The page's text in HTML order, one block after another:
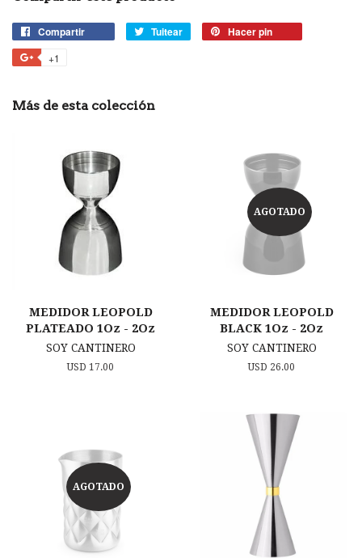
Compartir
Compartir
Tuitear
Tuitear Hacer pin
+1
Plus
Más de esta colección
MEDIDOR LEOPOLD
PLATEADO 1Oz - 2Oz
SOY CANTINERO
Precio
USD 17.00
AGOTADO
MEDIDOR LEOPOLD
BLACK 1Oz - 2Oz
SOY CANTINERO
Precio
USD 26.00
AGOTADO